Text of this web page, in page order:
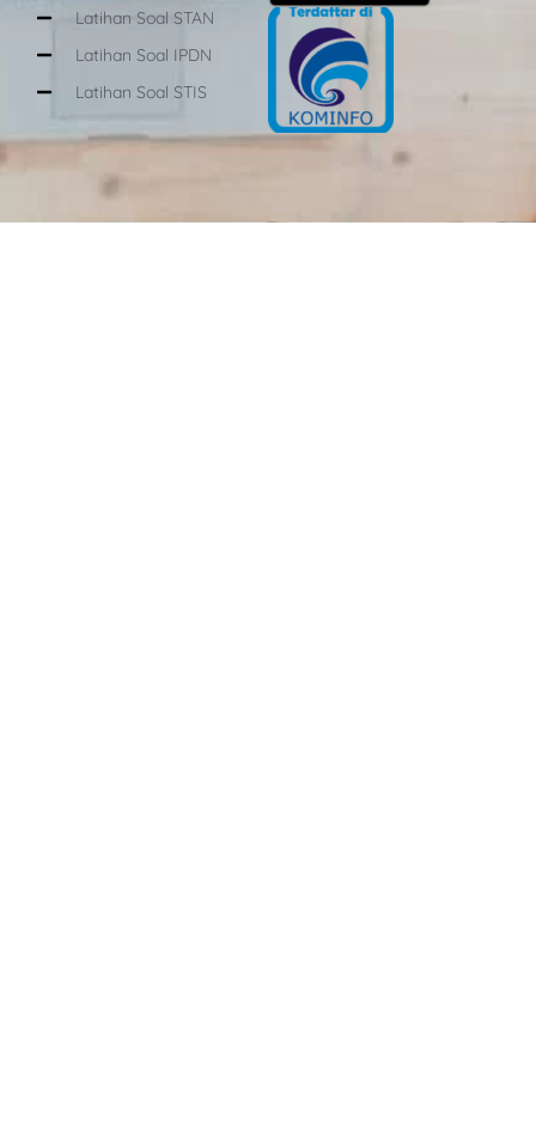
Latihan Soal STAN
Latihan Soal IPDN
Latihan Soal STIS